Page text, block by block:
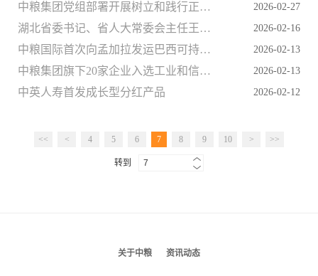
中粮集团党组部署开展树立和践行正确政绩观学习教育工作 2026-02-27
湖北省委书记、省人大常委会主任王忠林视察武汉新春庙会中粮全品类产品展位 2026-02-16
中粮国际首次向孟加拉发运巴西可持续大豆 2026-02-13
中粮集团旗下20家企业入选工业和信息化部2025年绿色工厂、绿色工业园区名单 2026-02-13
中英人寿首发成长型分红产品 2026-02-12
<< < 4 5 6 7 8 9 10 > >>
转到
关于中粮 资讯动态